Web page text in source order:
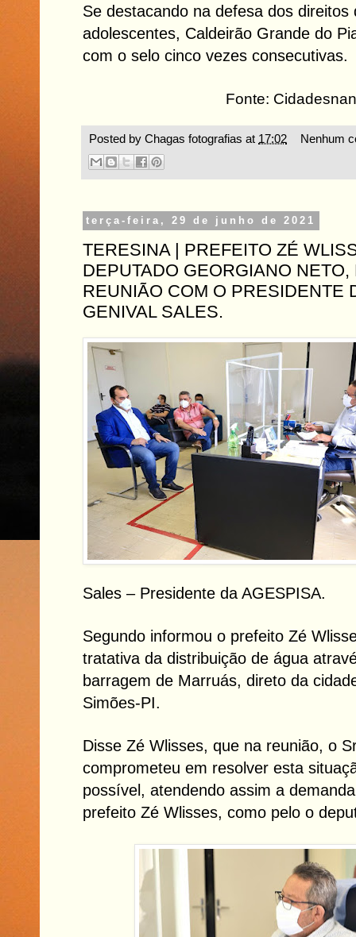
Se destacando na defesa dos direitos
adolescentes, Caldeirão Grande do
com o selo cinco vezes consecutivas.
Fonte:
Posted by Chagas fotografias at 17:02 Nenhum
terça-feira, 29 de junho de 2021
TERESINA | PREFEITO ZÉ
DEPUTADO GEORGIANO
REUNIÃO COM O PRESIDENTE
GENIVAL SALES.
Sales – Presidente da AGESPISA.
Segundo informou o prefeito Zé
tratativa da distribuição de água
barragem de Marruás, direto da
Simões-PI.
Disse Zé Wlisses, que na reunião, o
comprometeu em resolver esta
possível, atendendo assim a
prefeito Zé Wlisses, como pelo o